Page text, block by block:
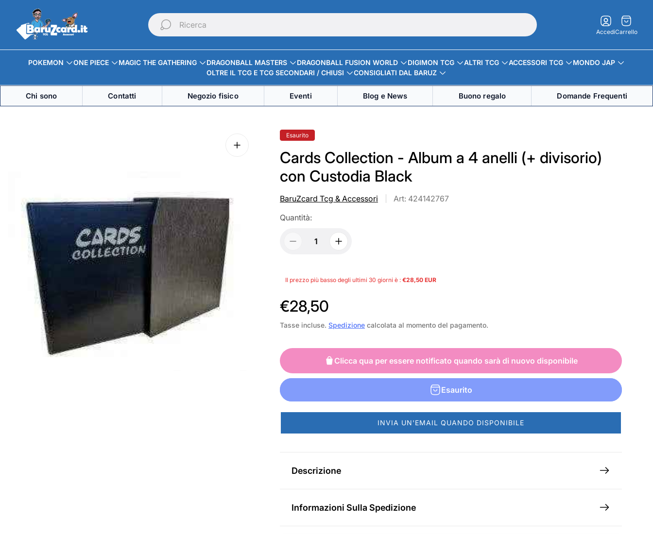
Logo
negozio"
Ricerca
Accedi
Carrello.
Carrello
POKEMON ONE PIECE MAGIC THE GATHERING DRAGONBALL MASTERS DRAGONBALL FUSION WORLD DIGIMON TCG ALTRI TCG ACCESSORI TCG
MONDO JAP
OLTRE IL TCG E TCG SECONDARI / CHIUSI
CONSIGLIATI DAL BARUZ
Chi sono Contatti Negozio fisico Eventi Blog e News Buono regalo Domande Frequenti
Etichetta
del
Esaurito
Cards Collection - Album a 4 anelli (+ divisorio)
con Custodia Black
BaruZcard Tcg & Accessori
Art: 424142767
Quantità:
Il prezzo più basso degli ultimi 30 giorni è : €28,50 EUR
P
r
z
z
o
n
o
m
€28,50
Tasse incluse. Spedizione calcolata al momento del pagamento.
Clicca qua per essere notificato quando sarà di nuovo disponibile
Esaurito
INVIA UN'EMAIL QUANDO DISPONIBILE
Descrizione
Informazioni Sulla Spedizione